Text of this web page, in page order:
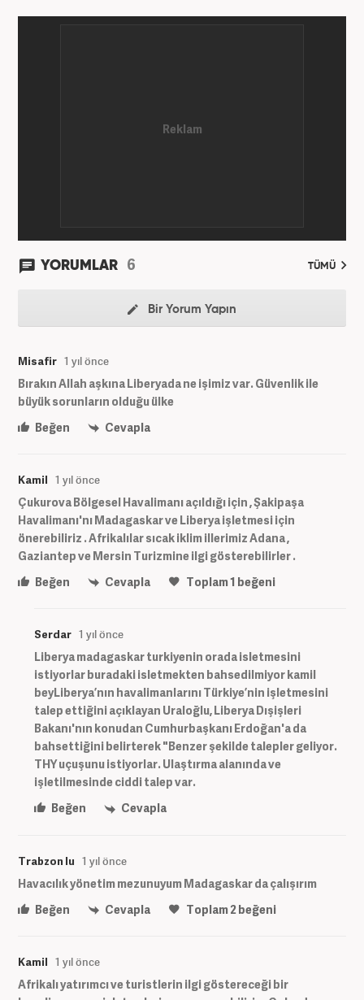
YORUMLAR 6 TÜMÜ
Bir Yorum Yapın
Misafir 1 yıl önce
Bırakın Allah aşkına Liberyada ne işimiz var. Güvenlik ile
büyük sorunların olduğu ülke
Beğen
Cevapla
Kamil 1 yıl önce
Çukurova Bölgesel Havalimanı açıldığı için , Şakipaşa
Havalimanı'nı Madagaskar ve Liberya işletmesi için
önerebiliriz . Afrikalılar sıcak iklim illerimiz Adana ,
Gaziantep ve Mersin Turizmine ilgi gösterebilirler .
Beğen
Cevapla Toplam1 beğeni
Serdar 1 yıl önce
Liberya madagaskar turkiyenin orada isletmesini
istiyorlar buradaki isletmekten bahsedilmiyor kamil
beyLiberya’nın havalimanlarını Türkiye’nin işletmesini
talep ettiğini açıklayan Uraloğlu, Liberya Dışişleri
Bakanı'nın konudan Cumhurbaşkanı Erdoğan'a da
bahsettiğini belirterek "Benzer şekilde talepler geliyor.
THY uçuşunu istiyorlar. Ulaştırma alanında ve
işletilmesinde ciddi talep var.
Beğen
Cevapla
Trabzon lu 1 yıl önce
Havacılık yönetim mezunuyum Madagaskar da çalışırım
Beğen
Cevapla Toplam2 beğeni
Kamil 1 yıl önce
Afrikalı yatırımcı ve turistlerin ilgi göstereceği bir